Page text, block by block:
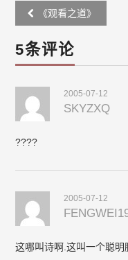
Post
navigation
《观看之道》
5条评论
2005-07-12
SKYZXQ
????
2005-07-12
这哪叫诗啊.这叫一个聪明